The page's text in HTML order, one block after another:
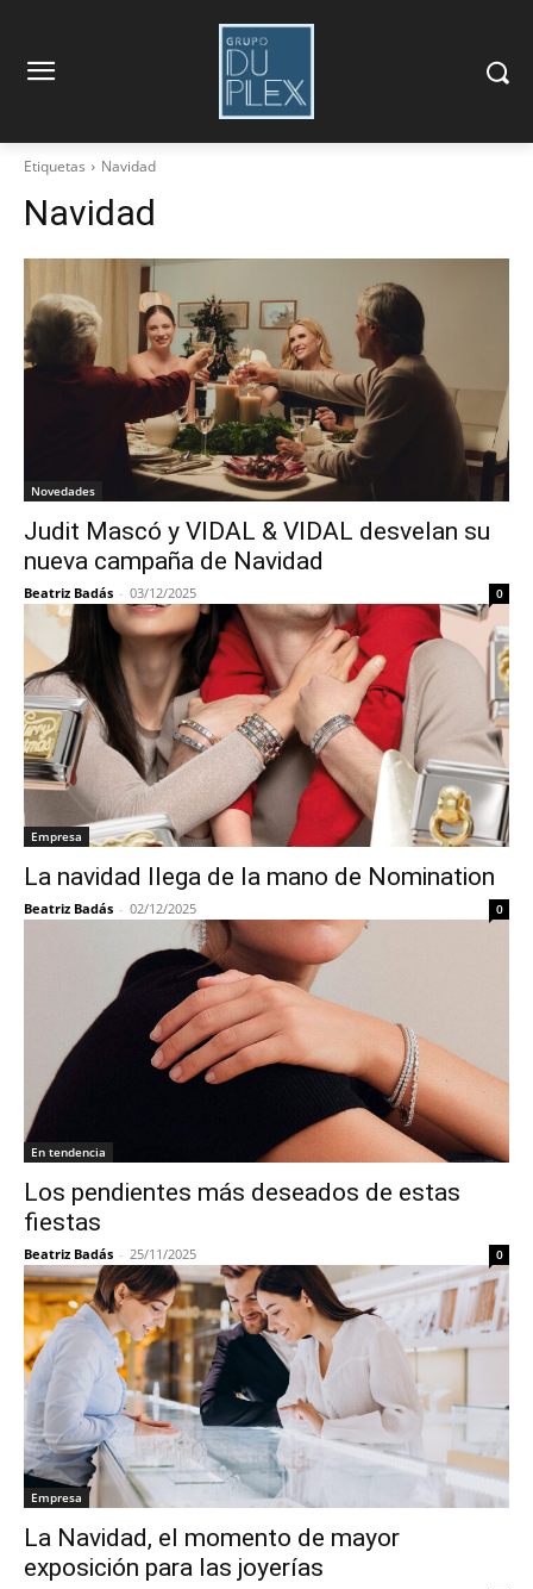
Etiquetas Navidad
Navidad
Novedades
Judit Mascó y VIDAL & VIDAL desvelan su
nueva campaña de Navidad
Beatriz Badás - 03/12/2025 0
Empresa
La navidad llega de la mano de Nomination
Beatriz Badás - 02/12/2025 0
En tendencia
Los pendientes más deseados de estas
fiestas
Beatriz Badás - 25/11/2025 0
Empresa
La Navidad, el momento de mayor
exposición para las joyerías